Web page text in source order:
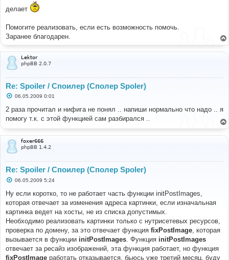
делает
Помогите реализовать, если есть возможность помочь.
Заранее благодарен.
Lektor
phpBB 2.0.7
Re: Spoiler / Споилер (Сполер Spoler)
С
о
б
щ
и
е
06.05.2009 0:01
2 раза прочитал и нифига не понял .. напиши нормально что надо .. я
помогу т.к. с этой функцией сам разбирался ..
foxer666
phpBB 1.4.2
Re: Spoiler / Споилер (Сполер Spoler)
С
о
щ
е
н
и
е
06.05.2009 5:24
Ну если коротко, то не работает часть функции initPostImages,
которая отвечает за изменения адреса картинки, если изначальная
картинка ведет на хосты, не из списка допустимых.
Необходимо реализовать картинки только с нутрисетевых ресурсов,
проверка по домену, за это отвечает функция fixPostImage , которая
вызывается в функции initPostImages . Функция initPostImages
отвечает за ресайз изображений, эта функция работает, но функция
fixPostImage работать отказывается, бьюсь уже третий месяц, буду